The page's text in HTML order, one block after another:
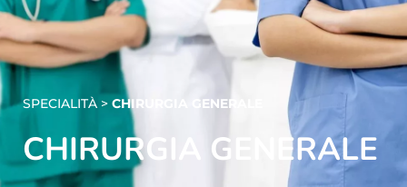
SPECIALITÀ > CHIRURGIA GENERALE
CHIRURGIA GENERALE